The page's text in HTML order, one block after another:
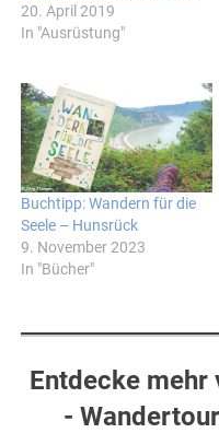
20. April 2019
In "Ausrüstung"
Buchtipp: Wandern für die
Seele – Hunsrück
9. November 2023
In "Bücher"
Entdecke mehr
-